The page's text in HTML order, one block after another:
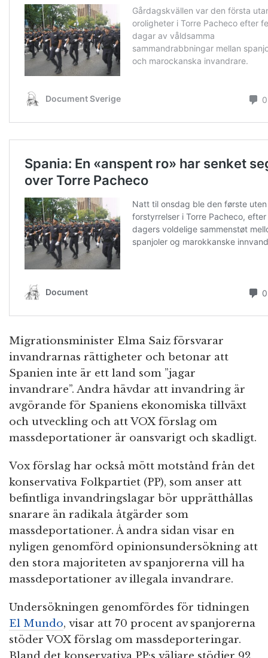
Migrationsminister Elma Saiz försvarar
invandrarnas rättigheter och betonar att
Spanien inte är ett land som ”jagar
invandrare”. Andra hävdar att invandring är
avgörande för Spaniens ekonomiska tillväxt
och utveckling och att VOX förslag om
massdeportationer är oansvarigt och skadligt.
Vox förslag har också mött motstånd från det
konservativa Folkpartiet (PP), som anser att
befintliga invandringslagar bör upprätthållas
snarare än radikala åtgärder som
massdeportationer. Å andra sidan visar en
nyligen genomförd opinionsundersökning att
den stora majoriteten av spanjorerna vill ha
massdeportationer av illegala invandrare.
Undersökningen genomfördes för tidningen
El Mundo, visar att 70 procent av spanjorerna
stöder VOX förslag om massdeporteringar.